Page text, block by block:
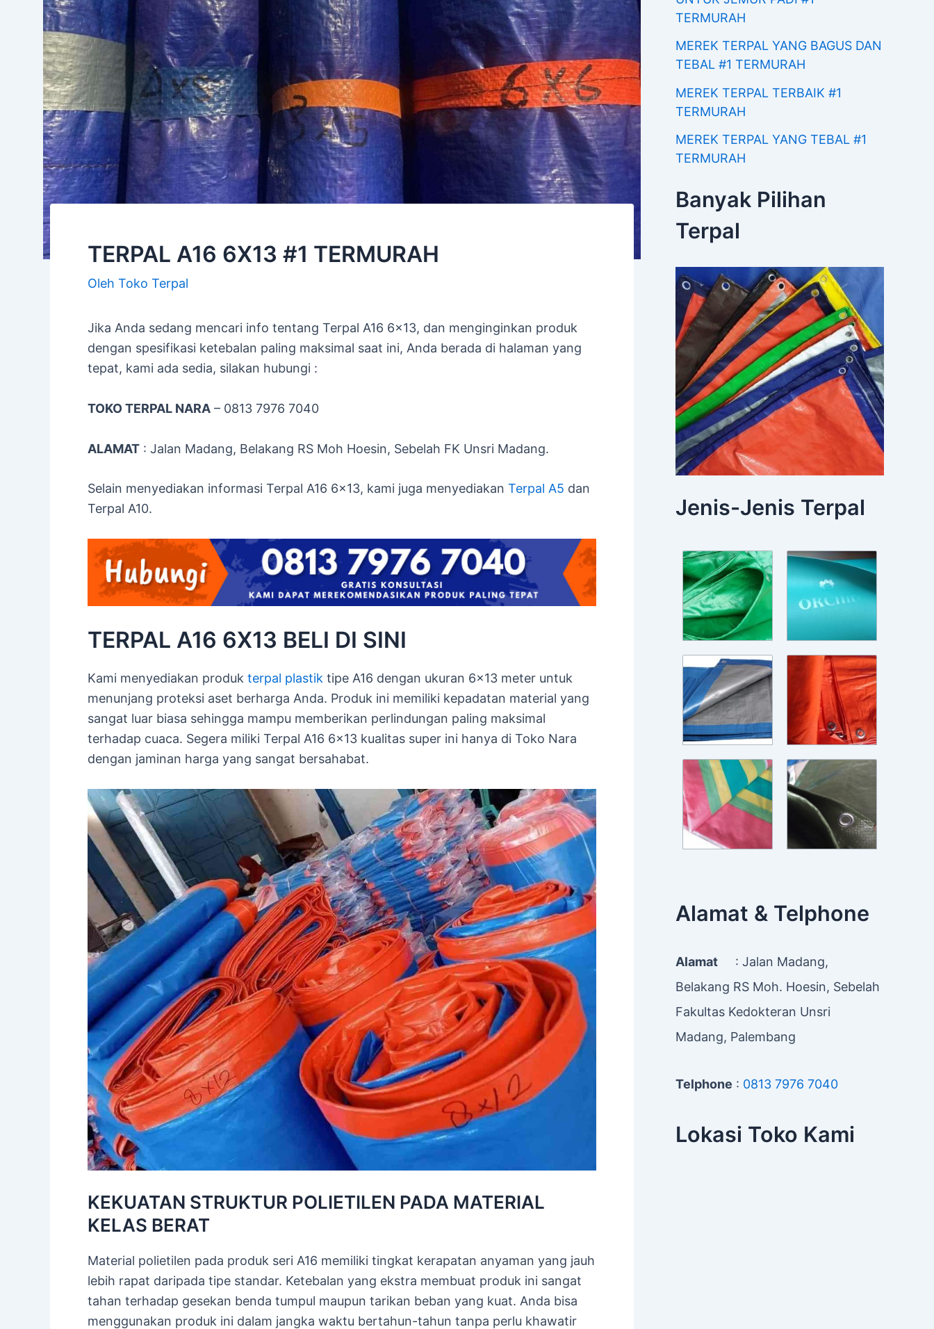
TERPAL A16 6X13 #1 TERMURAH
Oleh Toko Terpal
Jika Anda sedang mencari info tentang Terpal A16 6×13, dan menginginkan produk
dengan spesifikasi ketebalan paling maksimal saat ini, Anda berada di halaman yang
tepat, kami ada sedia, silakan hubungi :
TOKO TERPAL NARA – 0813 7976 7040
ALAMAT : Jalan Madang, Belakang RS Moh Hoesin, Sebelah FK Unsri Madang.
Selain menyediakan informasi Terpal A16 6×13, kami juga menyediakan Terpal A5 dan
Terpal A10.
TERPAL A16 6X13 BELI DI SINI
Kami menyediakan produk terpal plastik tipe A16 dengan ukuran 6×13 meter untuk
menunjang proteksi aset berharga Anda. Produk ini memiliki kepadatan material yang
sangat luar biasa sehingga mampu memberikan perlindungan paling maksimal
terhadap cuaca. Segera miliki Terpal A16 6×13 kualitas super ini hanya di Toko Nara
dengan jaminan harga yang sangat bersahabat.
KEKUATAN STRUKTUR POLIETILEN PADA MATERIAL
KELAS BERAT
Material polietilen pada produk seri A16 memiliki tingkat kerapatan anyaman yang jauh
lebih rapat daripada tipe standar. Ketebalan yang ekstra membuat produk ini sangat
tahan terhadap gesekan benda tumpul maupun tarikan beban yang kuat. Anda bisa
menggunakan produk ini dalam jangka waktu bertahun-tahun tanpa perlu khawatir
TERMURAH
MEREK TERPAL YANG BAGUS DAN
TEBAL #1 TERMURAH
MEREK TERPAL TERBAIK #1
TERMURAH
MEREK TERPAL YANG TEBAL #1
TERMURAH
Banyak Pilihan
Terpal
Jenis-Jenis Terpal
Alamat & Telphone
Alamat : Jalan Madang,
Belakang RS Moh. Hoesin, Sebelah
Fakultas Kedokteran Unsri
Madang, Palembang
Telphone : 0813 7976 7040
Lokasi Toko Kami